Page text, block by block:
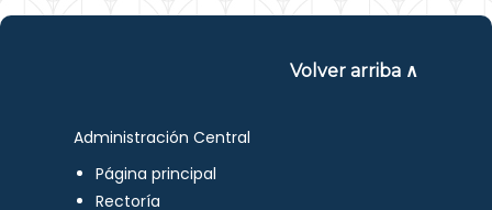
Volver arriba ∧
Administración Central
Página principal
Rectoría